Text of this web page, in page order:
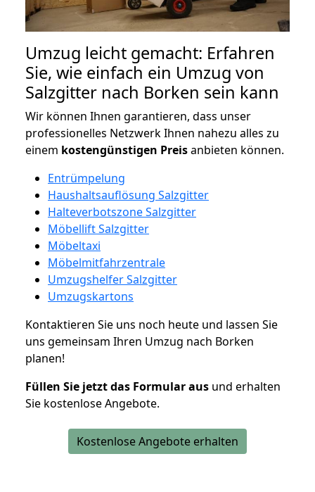
Umzug leicht gemacht: Erfahren
Sie, wie einfach ein Umzug von
Salzgitter nach Borken sein kann
Wir können Ihnen garantieren, dass unser
professionelles Netzwerk Ihnen nahezu alles zu
einem kostengünstigen Preisanbieten können.
Entrümpelung
Haushaltsauflösung Salzgitter
Halteverbotszone Salzgitter
Möbellift Salzgitter
Möbeltaxi
Möbelmitfahrzentrale
Umzugshelfer Salzgitter
Umzugskartons
Kontaktieren Sie uns noch heute und lassen Sie
uns gemeinsam Ihren Umzug nach Borken
planen!
Füllen Sie jetzt das Formular aus und erhalten
Sie kostenlose Angebote.
Kostenlose Angebote erhalten